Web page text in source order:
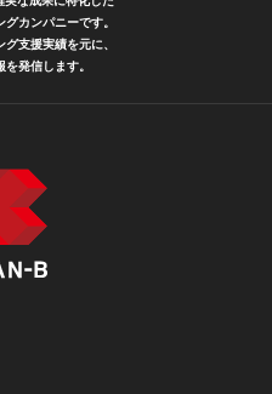
カンパニーです。
支援実績を元に、
発信します。